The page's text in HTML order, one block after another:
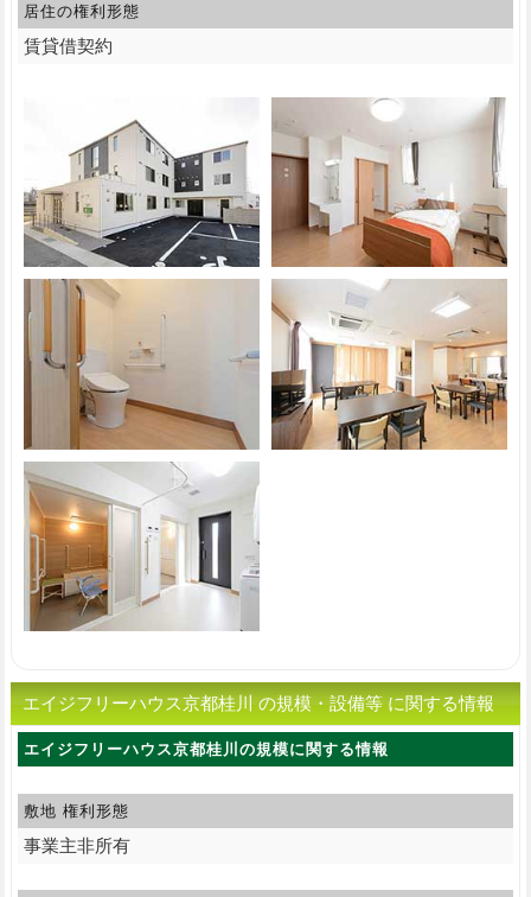
居住の権利形態
賃貸借契約
エイジフリーハウス京都桂川 の規模・設備等 に関する情報
エイジフリーハウス京都桂川の規模に関する情報
敷地 権利形態
事業主非所有